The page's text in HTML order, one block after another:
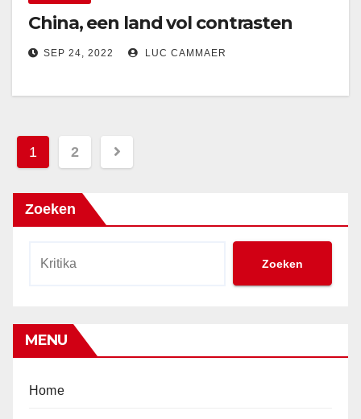
China, een land vol contrasten
SEP 24, 2022 LUC CAMMAER
Berichtnavigatie
1 2
Zoeken
Zoeken
MENU
Home